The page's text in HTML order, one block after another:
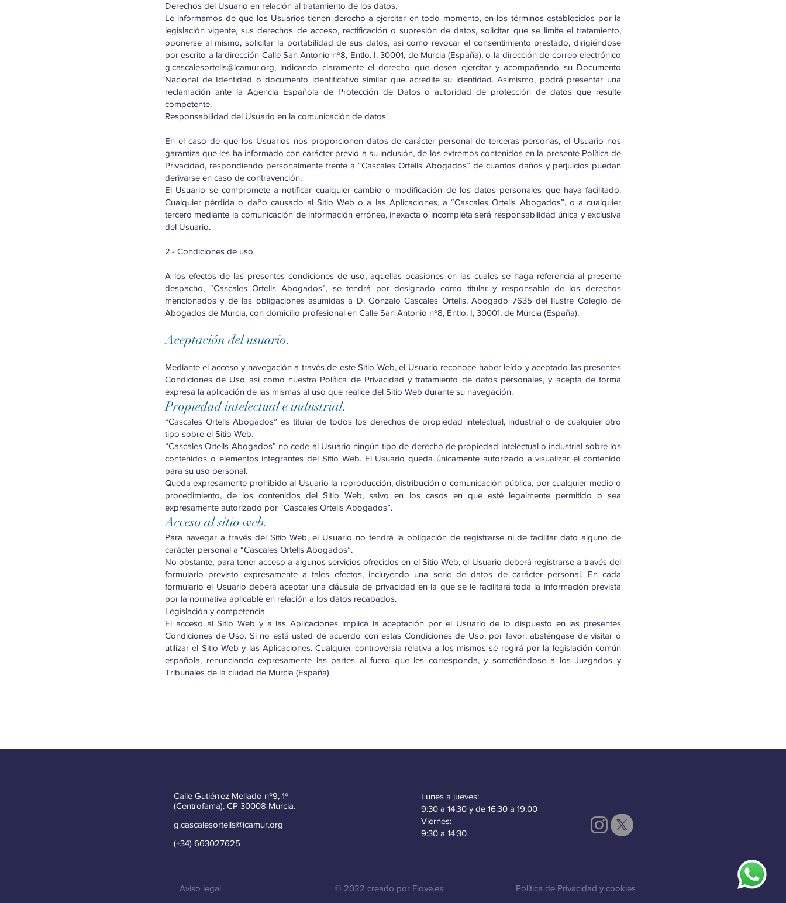
Derechos del Usuario en relación al tratamiento de los datos.
Le informamos de que los Usuarios tienen derecho a ejercitar en todo momento, en los términos establecidos por la
legislación vigente, sus derechos de acceso, rectificación o supresión de datos, solicitar que se limite el tratamiento,
oponerse al mismo, solicitar la portabilidad de sus datos, así como revocar el consentimiento prestado, dirigiéndose
por escrito a la dirección Calle San Antonio nº8, Entlo. I, 30001, de Murcia (España), o la dirección de correo electrónico
g.cascalesortells@icamur.org, indicando claramente el derecho que desea ejercitar y acompañando su Documento
Nacional de Identidad o documento identificativo similar que acredite su identidad. Asimismo, podrá presentar una
reclamación ante la Agencia Española de Protección de Datos o autoridad de protección de datos que resulte
competente.
Responsabilidad del Usuario en la comunicación de datos.
En el caso de que los Usuarios nos proporcionen datos de carácter personal de terceras personas, el Usuario nos
garantiza que les ha informado con carácter previo a su inclusión, de los extremos contenidos en la presente Política de
Privacidad, respondiendo personalmente frente a “Cascales Ortells Abogados” de cuantos daños y perjuicios puedan
derivarse en caso de contravención.
El Usuario se compromete a notificar cualquier cambio o modificación de los datos personales que haya facilitado.
Cualquier pérdida o daño causado al Sitio Web o a las Aplicaciones, a “Cascales Ortells Abogados”, o a cualquier
tercero mediante la comunicación de información errónea, inexacta o incompleta será responsabilidad única y exclusiva
del Usuario.
2.- Condiciones de uso.
A los efectos de las presentes condiciones de uso, aquellas ocasiones en las cuales se haga referencia al presente
despacho, “Cascales Ortells Abogados”, se tendrá por designado como titular y responsable de los derechos
mencionados y de las obligaciones asumidas a D. Gonzalo Cascales Ortells, Abogado 7635 del Ilustre Colegio de
Abogados de Murcia, con domicilio profesional en Calle San Antonio nº8, Entlo. I, 30001, de Murcia (España).
Aceptación del usuario.
Mediante el acceso y navegación a través de este Sitio Web, el Usuario reconoce haber leído y aceptado las presentes
Condiciones de Uso así como nuestra Política de Privacidad y tratamiento de datos personales, y acepta de forma
expresa la aplicación de las mismas al uso que realice del Sitio Web durante su navegación.
Propiedad intelectual e industrial.
“Cascales Ortells Abogados” es titular de todos los derechos de propiedad intelectual, industrial o de cualquier otro
tipo sobre el Sitio Web.
“Cascales Ortells Abogados” no cede al Usuario ningún tipo de derecho de propiedad intelectual o industrial sobre los
contenidos o elementos integrantes del Sitio Web. El Usuario queda únicamente autorizado a visualizar el contenido
para su uso personal.
Queda expresamente prohibido al Usuario la reproducción, distribución o comunicación pública, por cualquier medio o
procedimiento, de los contenidos del Sitio Web, salvo en los casos en que esté legalmente permitido o sea
expresamente autorizado por “Cascales Ortells Abogados”.
Acceso al sitio web.
Para navegar a través del Sitio Web, el Usuario no tendrá la obligación de registrarse ni de facilitar dato alguno de
carácter personal a “Cascales Ortells Abogados”.
No obstante, para tener acceso a algunos servicios ofrecidos en el Sitio Web, el Usuario deberá registrarse a través del
formulario previsto expresamente a tales efectos, incluyendo una serie de datos de carácter personal. En cada
formulario el Usuario deberá aceptar una cláusula de privacidad en la que se le facilitará toda la información prevista
por la normativa aplicable en relación a los datos recabados.
Legislación y competencia.
El acceso al Sitio Web y a las Aplicaciones implica la aceptación por el Usuario de lo dispuesto en las presentes
Condiciones de Uso. Si no está usted de acuerdo con estas Condiciones de Uso, por favor, absténgase de visitar o
utilizar el Sitio Web y las Aplicaciones. Cualquier controversia relativa a los mismos se regirá por la legislación común
española, renunciando expresamente las partes al fuero que les corresponda, y sometiéndose a los Juzgados y
Tribunales de la ciudad de Murcia (España).
Calle Gutiérrez Mellado nº9, 1º
(Centrofama). CP 30008 Murcia.
g.cascalesortells@icamur.org
(+34) 663027625
Lunes a jueves:
9:30 a 14:30 y de 16:30 a 19:00
Viernes:
9:30 a 14:30
Aviso legal © 2022 creado por Fiove.es Política de Privacidad y cookies